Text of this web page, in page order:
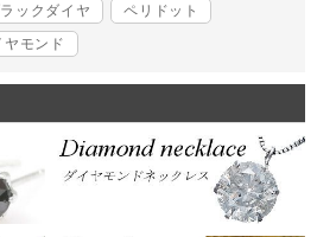
ックダイヤ
ペリドット
モンド